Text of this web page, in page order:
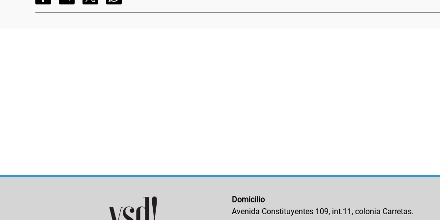
Domicilio
Avenida Constituyentes 109, int.11, colonia Carretas.